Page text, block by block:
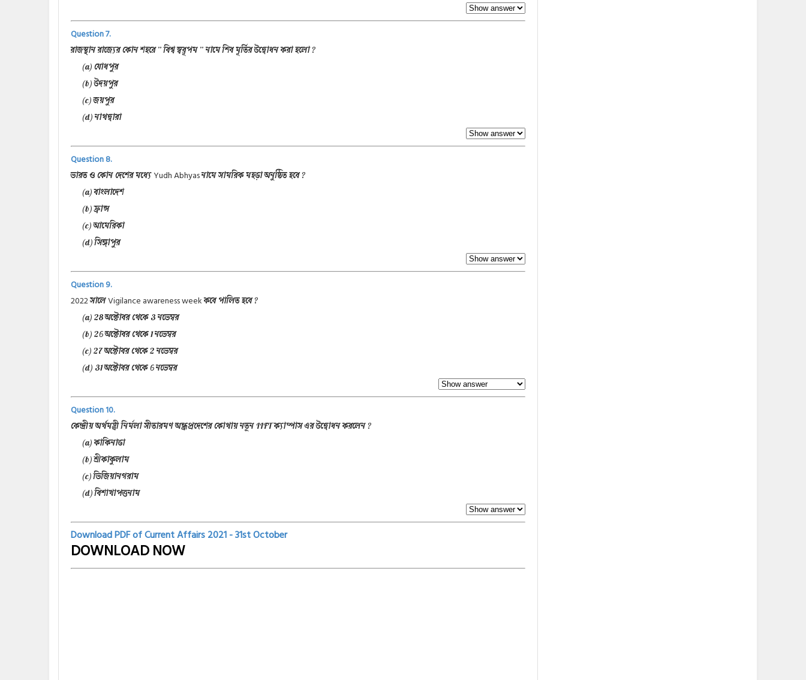
Question 7.
রাজস্থান রাজ্যের কোন শহরে ” বিশ্ব স্বরূপম ” নামে শিব মূর্তির উদ্বোধন করা হলো ?
(a) যোধপুর
(b) উদয়পুর
(c) জয়পুর
(d) নাথদ্বারা
Question 8.
ভারত ও কোন দেশের মধ্যেYudh Abhyasনামে সামরিক মহড়া অনুষ্ঠিত হবে ?
(a) বাংলাদেশ
(b) ফ্রান্স
(c) আমেরিকা
(d) সিঙ্গাপুর
Question 9.
2022সালেVigilance awareness weekকবে পালিত হবে ?
(a) 28 অক্টোবর থেকে 3 নভেম্বর
(b) 26 অক্টোবর থেকে 1 নভেম্বর
(c) 27 অক্টোবর থেকে 2 নভেম্বর
(d) 31 অক্টোবর থেকে 6 নভেম্বর
Question 10.
কেন্দ্রীয় অর্থমন্ত্রী নির্মলা সীতারমণ অন্ধ্রপ্রদেশের কোথায় নতুন IIFT ক্যাম্পাস এর উদ্বোধন করলেন ?
(a) কাকিনাডা
(b) শ্রীকাকুলাম
(c) ভিজিয়ানগরাম
(d) বিশাখাপত্তনাম
Download PDF of Current Affairs 2021 - 31stOctober
DOWNLOAD NOW